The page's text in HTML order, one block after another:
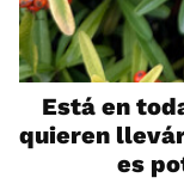
Está en
quieren
es